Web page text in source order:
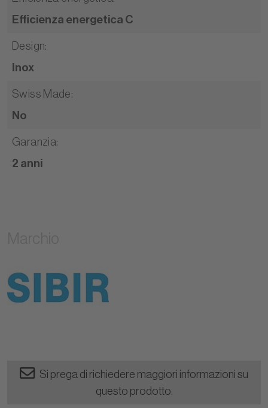
Efficienza energetica C
Design:
Inox
Swiss Made:
No
Garanzia:
2 anni
Si prega di richiedere maggiori informazioni su
questo prodotto.